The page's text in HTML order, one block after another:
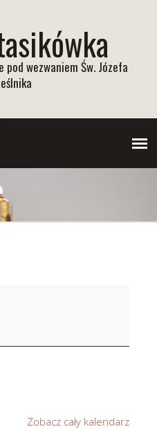
wezwaniem Św. Józefa
Zobacz cały kalendarz